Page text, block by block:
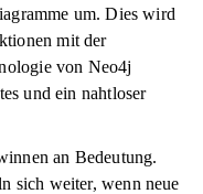
um. Dies wird
mit der
von Neo4j
und ein nahtloser
an Bedeutung.
sich weiter, wenn neue